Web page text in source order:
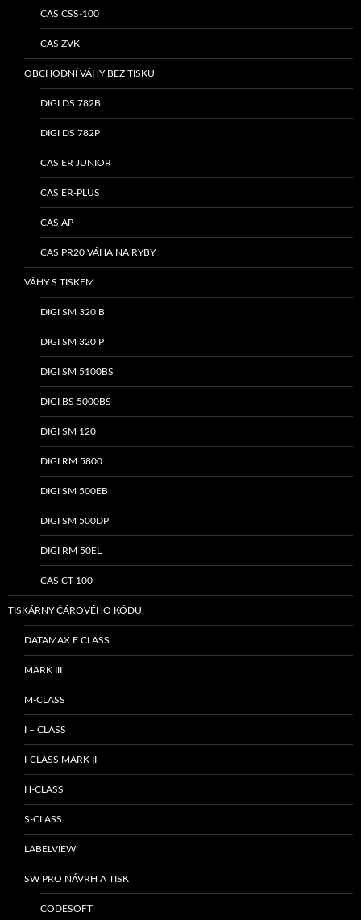
CAS CSS-100
CAS ZVK
OBCHODNÍ VÁHY BEZ TISKU
DIGI DS 782B
DIGI DS 782P
CAS ER JUNIOR
CAS ER-PLUS
CAS AP
CAS PR20 VÁHA NA RYBY
VÁHY S TISKEM
DIGI SM 320 B
DIGI SM 320 P
DIGI SM 5100BS
DIGI BS 5000BS
DIGI SM 120
DIGI RM 5800
DIGI SM 500EB
DIGI SM 500DP
DIGI RM 50EL
CAS CT-100
TISKÁRNY ČÁROVÉHO KÓDU
DATAMAX E CLASS
MARK III
M-CLASS
I – CLASS
I-CLASS MARK II
H-CLASS
S-CLASS
LABELVIEW
SW PRO NÁVRH A TISK
CODESOFT